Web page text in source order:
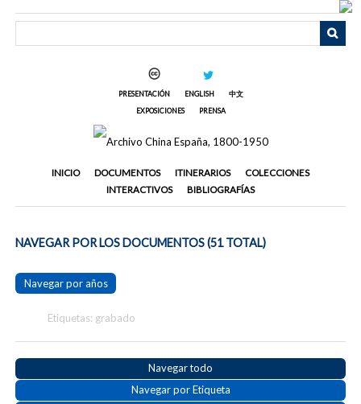
PRESENTACIÓN ENGLISH
中文
EXPOSICIONES
PRENSA
INICIO DOCUMENTOS ITINERARIOS
COLECCIONES
INTERACTIVOS
BIBLIOGRAFÍAS
NAVEGAR POR LOS DOCUMENTOS (51 TOTAL)
Navegar por años
Etiquetas: grabado
Navegar todo
Navegar por Etiqueta